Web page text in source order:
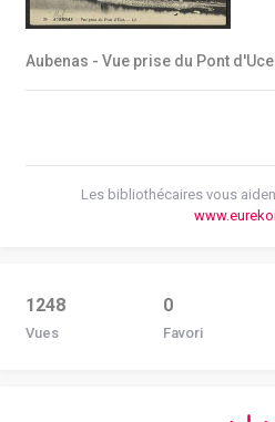
Aubenas - Vue prise du Pont d'Ucel
Les bibliothécaires vous
1248
Vues
0
Favori